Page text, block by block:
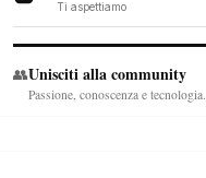
Ti aspettiamo
👥Unisciti alla community
Passione, conoscenza e tecnologia.